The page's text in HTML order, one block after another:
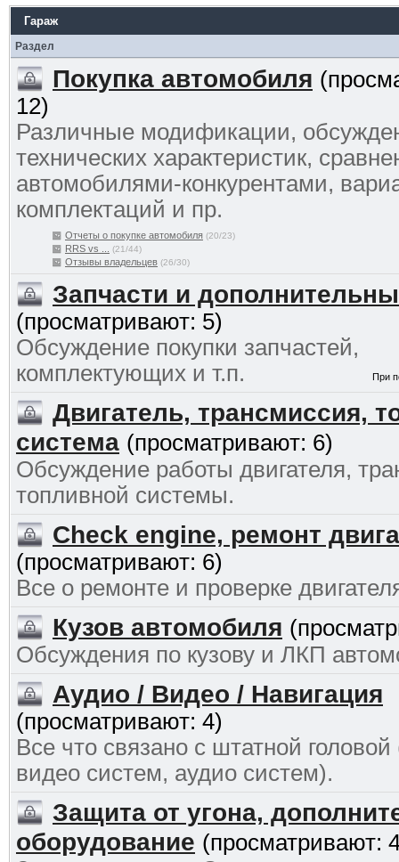
Гараж
Раздел
Покупка автомобиля
12)
Различные модификации,
технических характеристик,
автомобилями-конкурентами,
комплектаций и пр.
Отчеты о покупке автомобиля(20/23)
RRS vs ... (21/44)
Отзывы владельцев(26/30)
Запчасти и
(просматривают: 5)
При
Обсуждение покупки запчастей,
комплектующих и т.п.
Двигатель, трансмиссия,
система (просматривают: 6)
Обсуждение работы двигателя,
топливной системы.
Check engine, ремонт
(просматривают: 6)
Все о ремонте и проверке
Кузов автомобиля
Обсуждения по кузову и ЛКП
Аудио / Видео / Навигация
(просматривают: 4)
Все что связано с штатной головой
видео систем, аудио систем).
Защита от угона,
оборудование (просматривают: